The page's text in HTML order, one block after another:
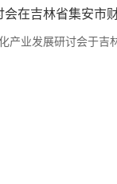
在吉林省集安市
产业发展研讨会于吉